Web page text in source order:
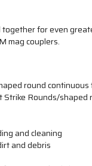
together for even
mag couplers.
round continuous
Rounds/shaped
and cleaning
and debris